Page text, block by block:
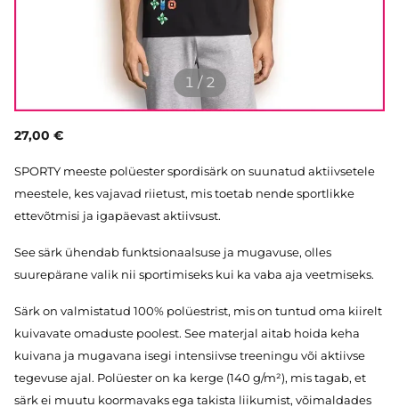
1 / 2
27,00 €
SPORTY meeste polüester spordisärk on suunatud aktiivsetele
meestele, kes vajavad riietust, mis toetab nende sportlikke
ettevõtmisi ja igapäevast aktiivsust.
See särk ühendab funktsionaalsuse ja mugavuse, olles
suurepärane valik nii sportimiseks kui ka vaba aja veetmiseks.
Särk on valmistatud 100% polüestrist, mis on tuntud oma kiirelt
kuivavate omaduste poolest. See materjal aitab hoida keha
kuivana ja mugavana isegi intensiivse treeningu või aktiivse
tegevuse ajal. Polüester on ka kerge (140 g/m²), mis tagab, et
särk ei muutu koormavaks ega takista liikumist, võimaldades